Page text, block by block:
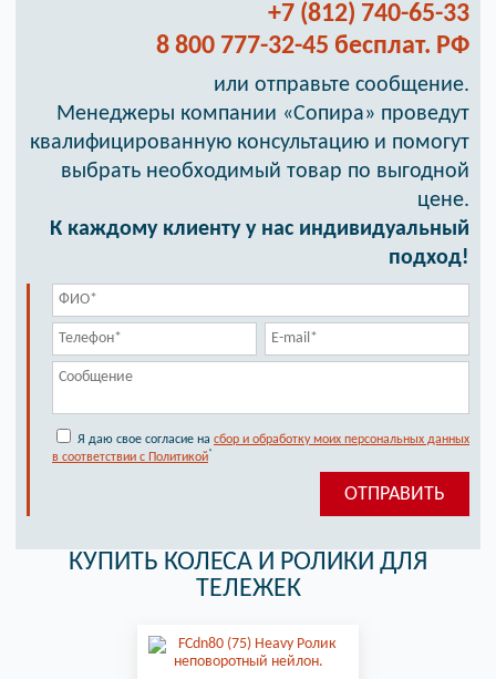
+7 (812) 740-65-33
8 800 777-32-45 бесплат. РФ
или отправьте сообщение.
Менеджеры компании «Сопира» проведут
квалифицированную консультацию и помогут
выбрать необходимый товар по выгодной
цене.
К каждому клиенту у нас индивидуальный
подход!
Я даю свое согласие на сбор и обработку моих персональных данных
в соответствии с Политикой*
КУПИТЬ КОЛЕСА И РОЛИКИ ДЛЯ
ТЕЛЕЖЕК